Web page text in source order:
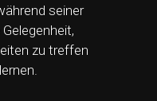
seiner
zu treffen